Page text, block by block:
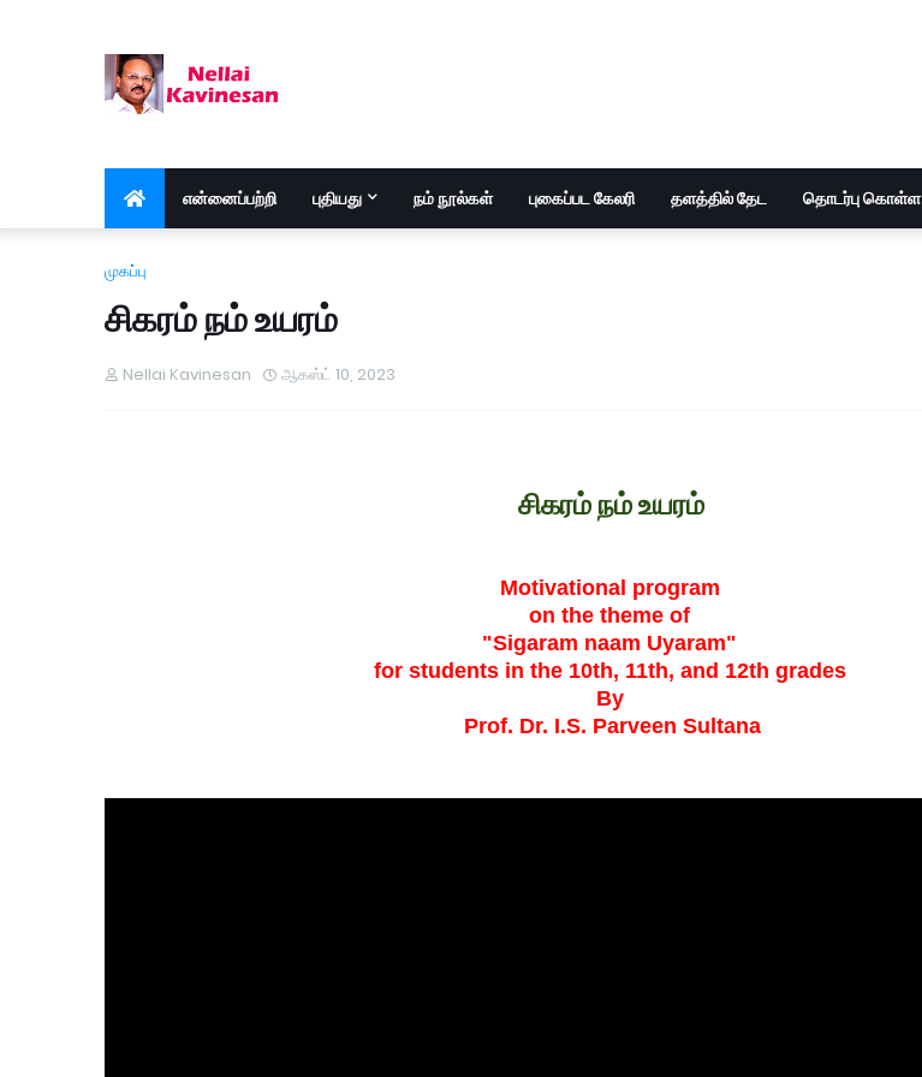
என்னைப்பற்றி புதியது நம் நூல்கள் புகைப்பட கேலரி தளத்தில் தேட தொடர்பு கொள்ள
முகப்பு
சிகரம் நம் உயரம்
Nellai Kavinesan ஆகஸ்ட் 10, 2023
சிகரம் நம் உயரம்
Motivational program
on the theme of
"Sigaram naam Uyaram"
for students in the 10th, 11th, and 12th grades
By
Prof. Dr. I.S. Parveen Sultana